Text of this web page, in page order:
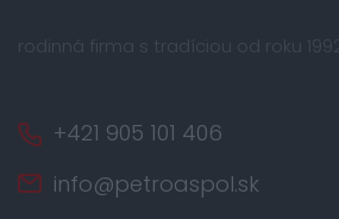
rodinná firma s tradíciou od roku 1992
+421 905 101 406
info@petroaspol.sk